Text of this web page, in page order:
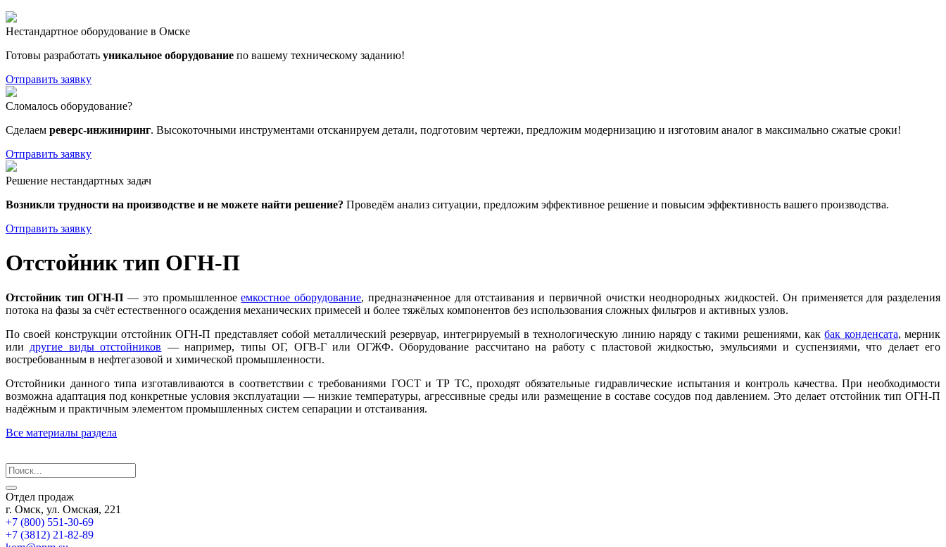
Нестандартное оборудование в Омске
Готовы разработать уникальное оборудование по вашему техническому заданию!
Отправить заявку
Сломалось оборудование?
Сделаем реверс-инжиниринг. Высокоточными инструментами отсканируем детали, подготовим чертежи, предложим модернизацию и изготовим аналог в максимально сжатые сроки!
Отправить заявку
Решение нестандартных задач
Возникли трудности на производстве и не можете найти решение? Проведём анализ ситуации, предложим эффективное решение и повысим эффективность вашего производства.
Отправить заявку
Отстойник тип ОГН-П
Отстойник тип ОГН-П — это промышленноеемкостное оборудование, предназначенное для отстаивания и первичной очистки неоднородных жидкостей. Он применяется для разделения
потока на фазы за счёт естественного осаждения механических примесей и более тяжёлых компонентов без использования сложных фильтров и активных узлов.
По своей конструкции отстойник ОГН-П представляет собой металлический резервуар, интегрируемый в технологическую линию наряду с такими решениями, какбак конденсата, мерник
или другие виды отстойников — например, типы ОГ, ОГВ-Г или ОГЖФ. Оборудование рассчитано на работу с пластовой жидкостью, эмульсиями и суспензиями, что делает его
востребованным в нефтегазовой и химической промышленности.
Отстойники данного типа изготавливаются в соответствии с требованиями ГОСТ и ТР ТС, проходят обязательные гидравлические испытания и контроль качества. При необходимости
возможна адаптация под конкретные условия эксплуатации — низкие температуры, агрессивные среды или размещение в составе сосудов под давлением. Это делает отстойник тип ОГН-П
надёжным и практичным элементом промышленных систем сепарации и отстаивания.
Все материалы раздела
Отдел продаж
г. Омск, ул. Омская, 221
+7 (800) 551-30-69
+7 (3812) 21-82-89